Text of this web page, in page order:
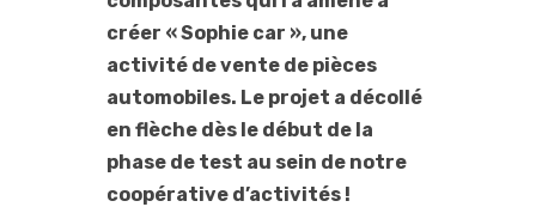
créer « Sophie car », une
activité de vente de pièces
automobiles. Le projet a décollé
en flèche dès le début de la
phase de test au sein de notre
coopérative d’activités !